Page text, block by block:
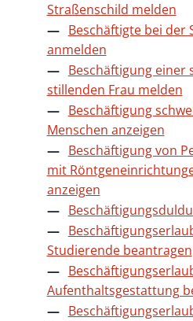
Straßenschild melden
Beschäftigte bei der
anmelden
Beschäftigung einer
stillenden Frau melden
Beschäftigung
Menschen anzeigen
Beschäftigung von
mit
anzeigen
Studierende beantragen
Aufenthaltsgestattung